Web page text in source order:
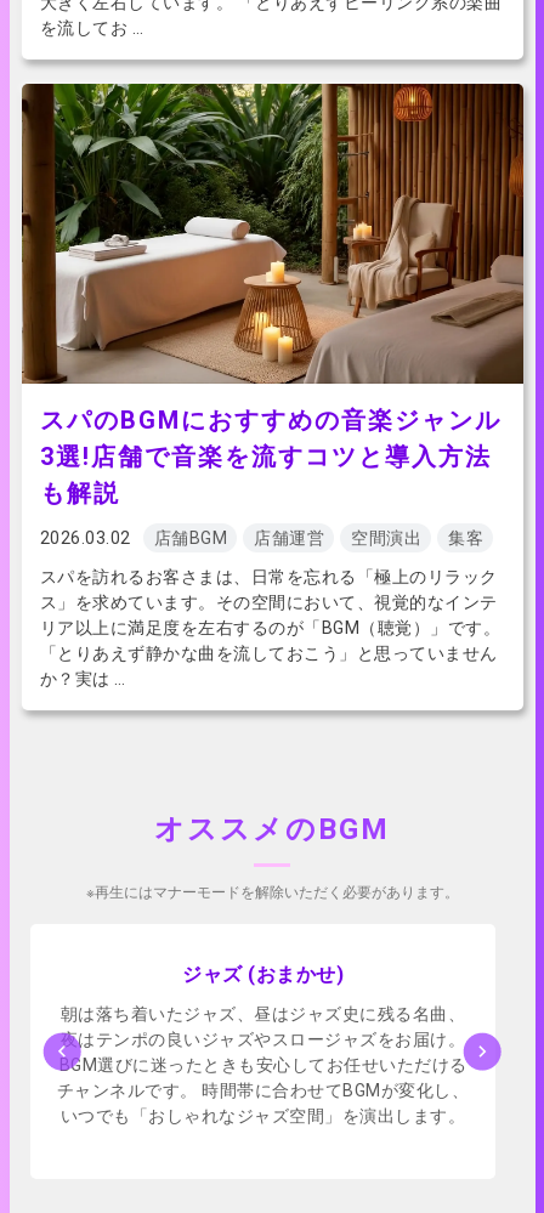
を流してお …
スパのBGMにおすすめの音楽ジャンル
3選!店舗で音楽を流すコツと導入方法
も解説
2026.03.02 店舗BGM 店舗運営 空間演出
集客
スパを訪れるお客さまは、日常を忘れる「極上のリラック
ス」を求めています。その空間において、視覚的なインテ
リア以上に満足度を左右するのが「BGM（聴覚）」です。
「とりあえず静かな曲を流しておこう」と思っていません
か？実は …
オススメのBGM
※再生にはマナーモードを解除いただく必要があります。
アプリで試聴
ジャズ (おまかせ)
朝は落ち着いたジャズ、昼はジャズ史に残る名曲、
夜はテンポの良いジャズやスロージャズをお届け。
BGM選びに迷ったときも安心してお任せいただける
チャンネルです。 時間帯に合わせてBGMが変化し、
いつでも「おしゃれなジャズ空間」を演出します。